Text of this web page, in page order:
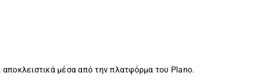
αποκλειστικά μέσα από την πλατφόρμα του Plano.